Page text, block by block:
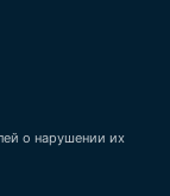
о нарушении их